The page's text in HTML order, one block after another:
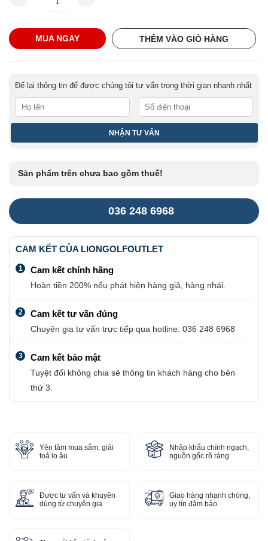
Nửa
số
THÊM VÀO GIỎ HÀNG
MUA NGAY
Để lại thông tin để được chúng tôi tư vấn trong thời gian nhanh nhất
Sản phẩm trên chưa bao gồm thuế!
036 248 6968
CAM KẾT CỦA LIONGOLFOUTLET
1 Cam kết chính hãng
Hoàn tiền 200% nếu phát hiện hàng giả, hàng nhái.
2 Cam kết tư vấn đúng
Chuyên gia tư vấn trực tiếp qua hotline: 036 248 6968
3 Cam kết bảo mật
Tuyệt đối không chia sẻ thông tin khách hàng cho bên
thứ 3.
Yên tâm mua sắm, giải
toả lo âu
Nhập khẩu chính ngạch,
nguồn gốc rõ ràng
Được tư vấn và khuyên
dùng từ chuyên gia
Giao hàng nhanh chóng,
uy tín đảm bảo